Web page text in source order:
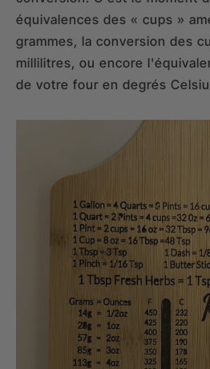
équivalences des « cups »
grammes, la conversion des
millilitres, ou encore
de votre four en degrés